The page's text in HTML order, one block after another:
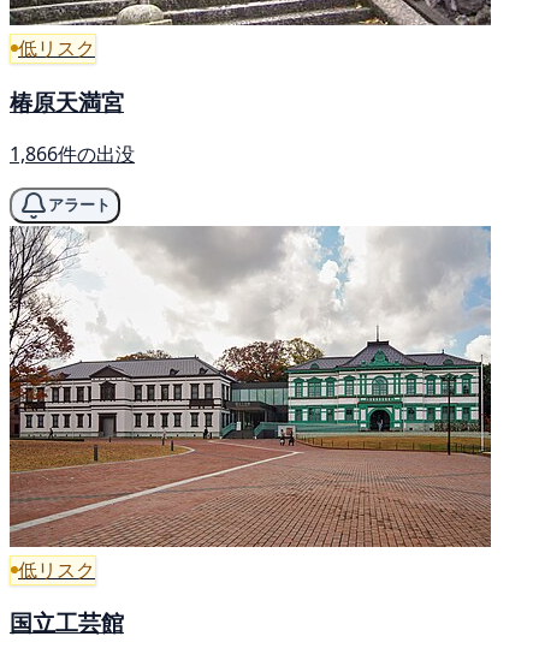
低リスク
椿原天満宮
1,866件の出没
アラート
低リスク
国立工芸館